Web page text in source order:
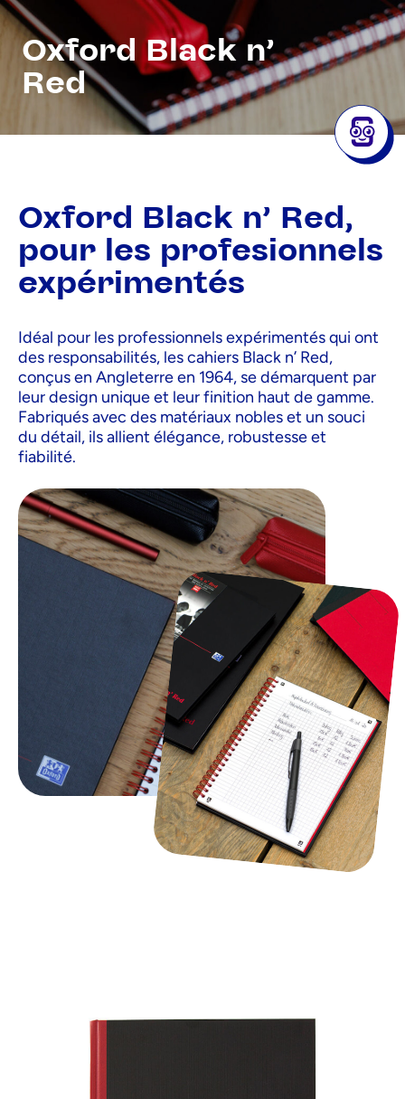
Oxford Black n’
Red
Oxford Black n’ Red,
pour les profesionnels
expérimentés
Idéal pour les professionnels expérimentés qui ont
des responsabilités, les cahiers Black n’ Red,
conçus en Angleterre en 1964, se démarquent par
leur design unique et leur finition haut de gamme.
Fabriqués avec des matériaux nobles et un souci
du détail, ils allient élégance, robustesse et
fiabilité.